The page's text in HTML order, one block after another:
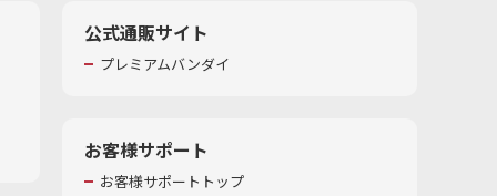
公式通販サイト
プレミアムバンダイ
お客様サポート
お客様サポートトップ